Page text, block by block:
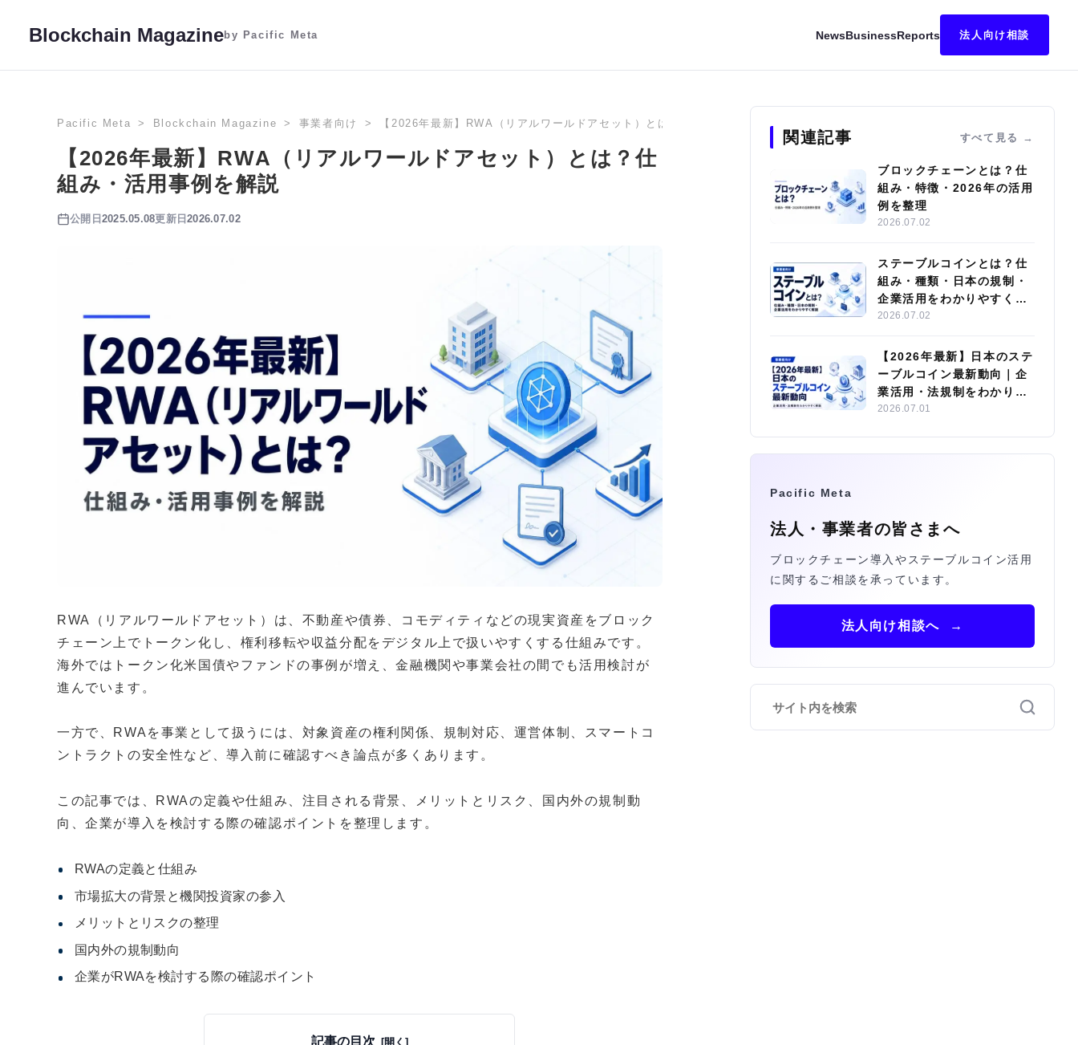
Blockchain Magazineby Pacific Meta NewsBusinessReports 法人向け相談
Pacific Meta Blockchain Magazine 事業者向け 【2026年最新】RWA（リアルワールドアセット）とは？仕組み・活用事例を解説
【2026年最新】RWA（リアルワールドアセット）とは？仕
組み・活用事例を解説
公開日 2025.05.08更新日2026.07.02
RWA（リアルワールドアセット）は、不動産や債券、コモディティなどの現実資産をブロック
チェーン上でトークン化し、権利移転や収益分配をデジタル上で扱いやすくする仕組みです。
海外ではトークン化米国債やファンドの事例が増え、金融機関や事業会社の間でも活用検討が
進んでいます。
一方で、RWAを事業として扱うには、対象資産の権利関係、規制対応、運営体制、スマートコ
ントラクトの安全性など、導入前に確認すべき論点が多くあります。
この記事では、RWAの定義や仕組み、注目される背景、メリットとリスク、国内外の規制動
向、企業が導入を検討する際の確認ポイントを整理します。
RWAの定義と仕組み
市場拡大の背景と機関投資家の参入
メリットとリスクの整理
国内外の規制動向
企業がRWAを検討する際の確認ポイント
記事の目次
関連記事 すべて見る
ブロックチェーンとは？仕
組み・特徴・2026年の活用
例を整理
2026.07.02
ステーブルコインとは？仕
組み・種類・日本の規制・
企業活用をわかりやすく解
説
2026.07.02
【2026年最新】日本のステ
ーブルコイン最新動向｜企
業活用・法規制をわかりや
すく解説
2026.07.01
Pacific Meta
法人・事業者の皆さまへ
ブロックチェーン導入やステーブルコイン活用
に関するご相談を承っています。
法人向け相談へ